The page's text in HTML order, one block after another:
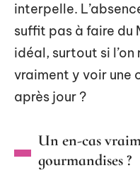
interpelle.
suffit pas à faire du
idéal, surtout si
vraiment y voir une
après jour ?
Un en-cas
gourmandises ?